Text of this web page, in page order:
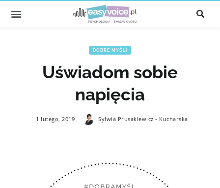
DOBRE MYŚLI
Uświadom sobie
napięcia
1 lutego, 2019 Sylwia Prusakiewicz - Kucharska